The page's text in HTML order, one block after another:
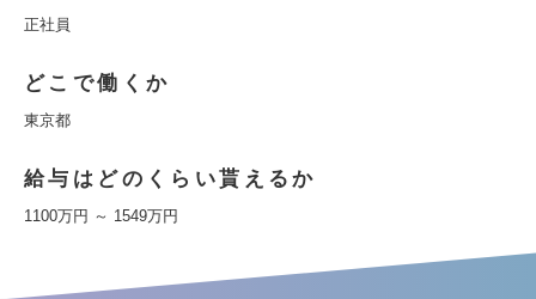
正社員
どこで働くか
東京都
給与はどのくらい貰えるか
1100万円 ～ 1549万円